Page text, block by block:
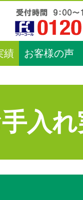
績 お客様の声
入